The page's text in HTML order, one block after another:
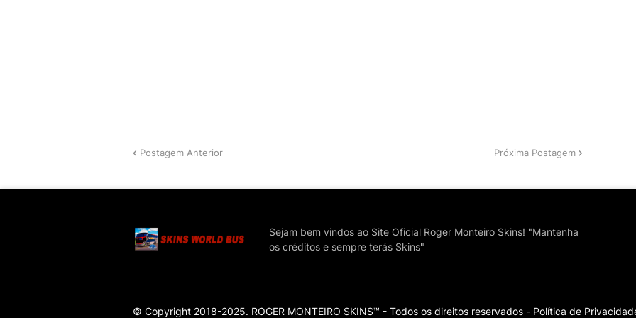
Postagem Anterior Próxima Postagem
Sejam bem vindos ao Site Oficial Roger Monteiro Skins! "Mantenha
os créditos e sempre terás Skins"
© Copyright 2018-2025. ROGER MONTEIRO SKINS™ - Todos os direitos reservados - Política de